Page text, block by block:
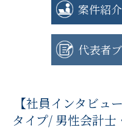
案件紹介
代表者
【社員インタビュ
タイプ/ 男性会計士